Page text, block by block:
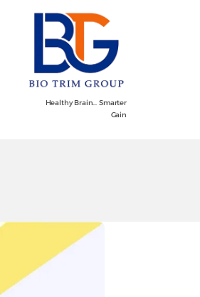
Healthy Brain… Smarter
Gain